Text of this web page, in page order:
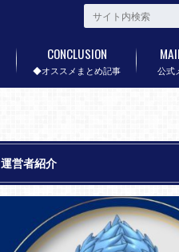
◆オススメまとめ記事
CONCLUSION
公式
運営者紹介